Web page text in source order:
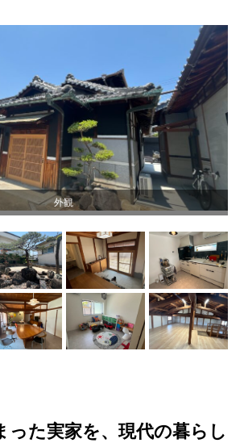
外観
った実家を、現代の暮らし